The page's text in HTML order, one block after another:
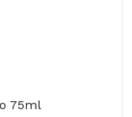
75ml